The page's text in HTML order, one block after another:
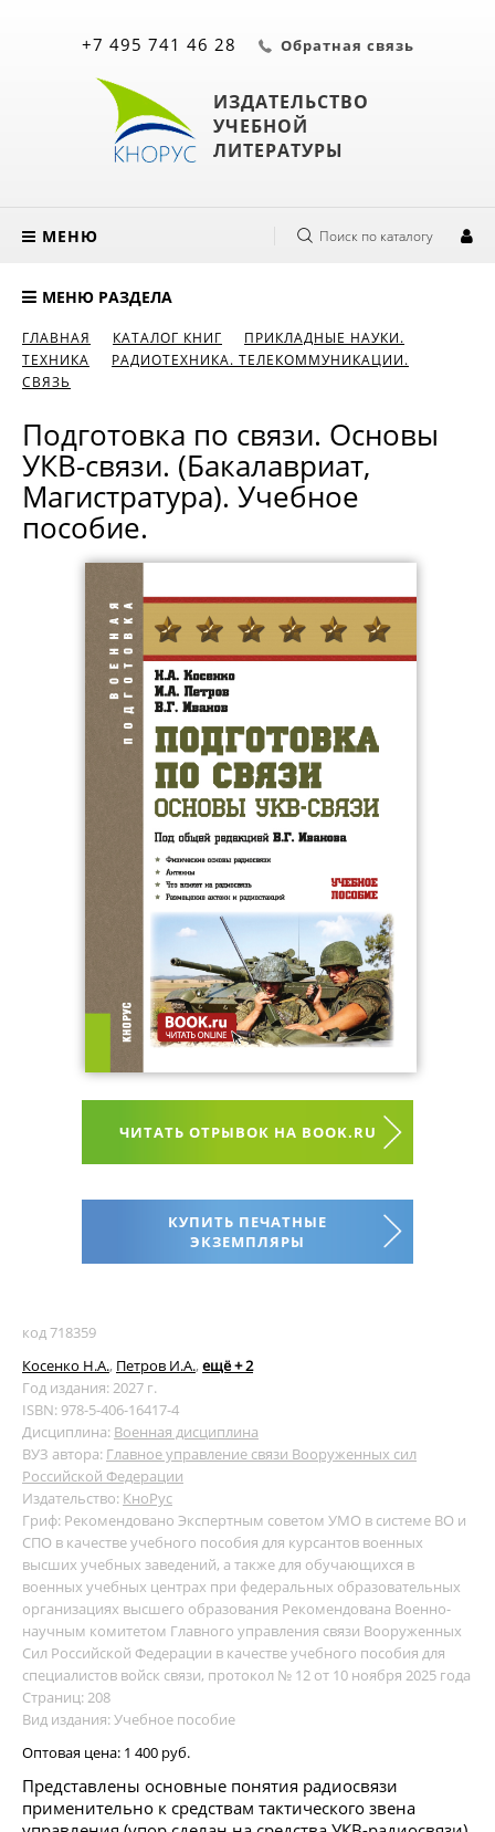
ИЗДАТЕЛЬСТВО
УЧЕБНОЙ
ЛИТЕРАТУРЫ
+7 495 741 46 28 Обратная связь
МЕНЮ Поиск по каталогу
МЕНЮ РАЗДЕЛА
ГЛАВНАЯ КАТАЛОГ КНИГ
ПРИКЛАДНЫЕ НАУКИ.
ТЕХНИКА
РАДИОТЕХНИКА. ТЕЛЕКОММУНИКАЦИИ.
СВЯЗЬ
Подготовка по связи. Основы
УКВ-связи. (Бакалавриат,
Магистратура). Учебное
пособие.
ЧИТАТЬ ОТРЫВОК НА BOOK.RU
КУПИТЬ ПЕЧАТНЫЕ
ЭКЗЕМПЛЯРЫ
код 718359
Косенко Н.А., Петров И.А., ещё + 2
Год издания: 2027 г.
ISBN: 978-5-406-16417-4
Дисциплина: Военная дисциплина
ВУЗ автора: Главное управление связи Вооруженных сил
Российской Федерации
Издательство: КноРус
Гриф: Рекомендовано Экспертным советом УМО в системе ВО и
СПО в качестве учебного пособия для курсантов военных
высших учебных заведений, а также для обучающихся в
военных учебных центрах при федеральных образовательных
организациях высшего образования Рекомендована Военно-
научным комитетом Главного управления связи Вооруженных
Сил Российской Федерации в качестве учебного пособия для
специалистов войск связи, протокол № 12 от 10 ноября 2025 года
Страниц: 208
Вид издания: Учебное пособие
Оптовая цена: 1 400 руб.
Представлены основные понятия радиосвязи
применительно к средствам тактического звена